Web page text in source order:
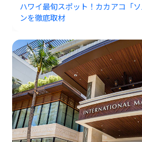
ハワイ最旬スポット！カカアコ「
ンを徹底取材